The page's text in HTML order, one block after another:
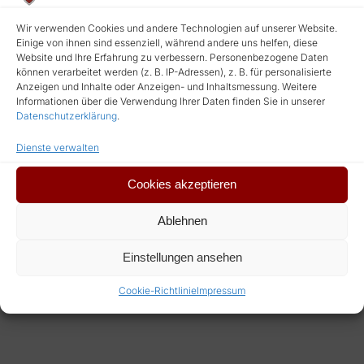
Wir verwenden Cookies und andere Technologien auf unserer Website.
Einige von ihnen sind essenziell, während andere uns helfen, diese
Website und Ihre Erfahrung zu verbessern. Personenbezogene Daten
können verarbeitet werden (z. B. IP-Adressen), z. B. für personalisierte
Anzeigen und Inhalte oder Anzeigen- und Inhaltsmessung. Weitere
Informationen über die Verwendung Ihrer Daten finden Sie in unserer
Datenschutzerklärung
Dienste verwalten
Cookies akzeptieren
Ablehnen
Einstellungen ansehen
Cookie-RichtlinieImpressum
Es ist soweit! Ab 01. November 2019 finden
Sie unsere Besucher-Information in
ausgewählten Geschäften in der Erlanger
Innenstadt, sowie selbstverständlich auf dem
Historischen Weihnachtsmarkt oder hier online
zum Downloaden.
DOWNLOADEN
28. September 2019